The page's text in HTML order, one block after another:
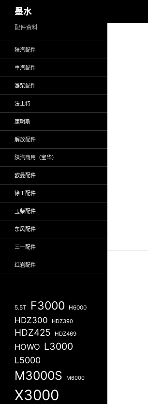
至
墨水
配件资料
陕汽配件
重汽配件
潍柴配件
法士特
康明斯
解放配件
陕汽商用（宝华）
欧曼配件
徐工配件
玉柴配件
东风配件
三一配件
红岩配件
5.5T F3000 H6000
HDZ300 HDZ390
HDZ425 HDZ469
HOWO L3000
L5000
M3000S M6000
X3000